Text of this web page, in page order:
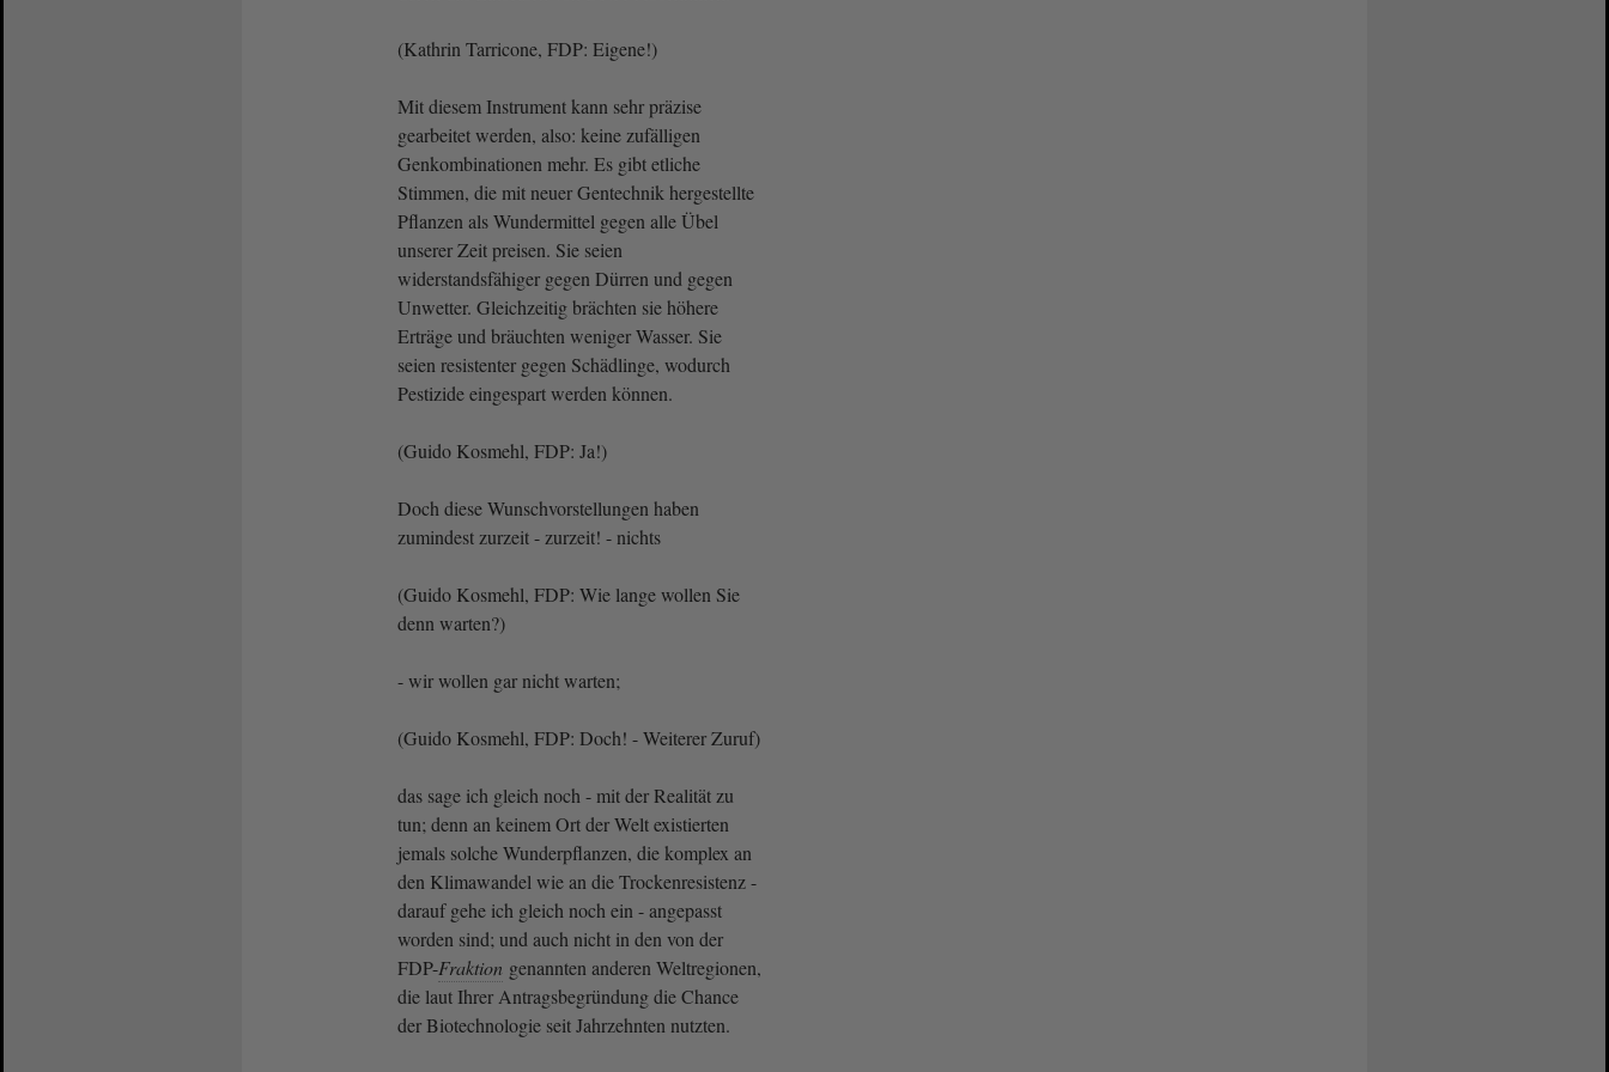
(Kathrin Tarricone, FDP: Eigene!)
Mit diesem Instrument kann sehr präzise
gearbeitet werden, also: keine zufälligen
Genkombinationen mehr. Es gibt etliche
Stimmen, die mit neuer Gentechnik hergestellte
Pflanzen als Wundermittel gegen alle Übel
unserer Zeit preisen. Sie seien
widerstandsfähiger gegen Dürren und gegen
Unwetter. Gleichzeitig brächten sie höhere
Erträge und bräuchten weniger Wasser. Sie
seien resistenter gegen Schädlinge, wodurch
Pestizide eingespart werden können.
(Guido Kosmehl, FDP: Ja!)
Doch diese Wunschvorstellungen haben
zumindest zurzeit - zurzeit! - nichts
(Guido Kosmehl, FDP: Wie lange wollen Sie
denn warten?)
- wir wollen gar nicht warten;
(Guido Kosmehl, FDP: Doch! - Weiterer Zuruf)
das sage ich gleich noch - mit der Realität zu
tun; denn an keinem Ort der Welt existierten
jemals solche Wunderpflanzen, die komplex an
den Klimawandel wie an die Trockenresistenz -
darauf gehe ich gleich noch ein - angepasst
worden sind; und auch nicht in den von der
FDP-Fraktion genannten anderen Weltregionen,
die laut Ihrer Antragsbegründung die Chance
der Biotechnologie seit Jahrzehnten nutzten.